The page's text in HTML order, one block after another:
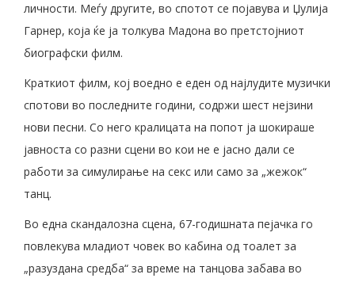
личности. Меѓу другите, во спотот се појавува и Џулија
Гарнер, која ќе ја толкува Мадона во претстојниот
биографски филм.
Краткиот филм, кој воедно е еден од најлудите музички
спотови во последните години, содржи шест нејзини
нови песни. Со него кралицата на попот ја шокираше
јавноста со разни сцени во кои не е јасно дали се
работи за симулирање на секс или само за „жежок“
танц.
Во една скандалозна сцена, 67-годишната пејачка го
повлекува младиот човек во кабина од тоалет за
„разуздана средба“ за време на танцова забава во